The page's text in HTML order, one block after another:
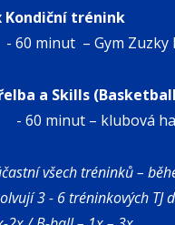
Kondiční trénink
- 60 minut – Gym Zuzky
a Skills (Basketball
- 60 minut – klubová
všech tréninků –
3 - 6 tréninkových TJ